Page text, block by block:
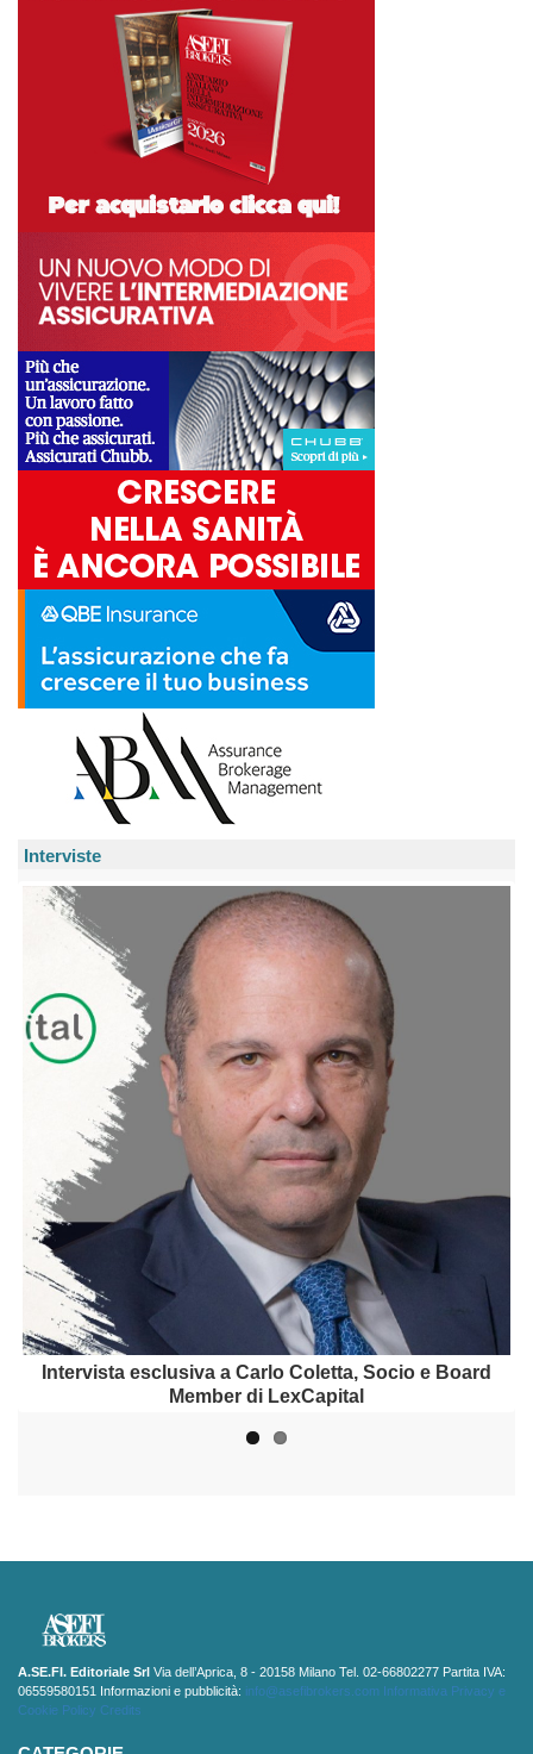
Interviste
Intervista esclusiva a Carlo Coletta, Socio e Board
Member di LexCapital
Intervista a Daniele Dolci, Partner di SABSEG Broker
A.SE.FI. Editoriale Srl Via dell’Aprica, 8 - 20158 Milano Tel. 02-66802277 Partita IVA:
06559580151 Informazioni e pubblicità: info@asefibrokers.com
Informativa Privacy e
Cookie Policy Credits